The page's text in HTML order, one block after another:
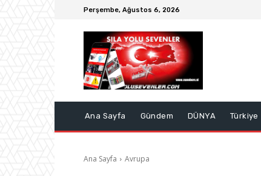
Perşembe, Ağustos 6, 2026
Ana Sayfa Gündem DÜNYA Türkiye
Ana Sayfa Avrupa